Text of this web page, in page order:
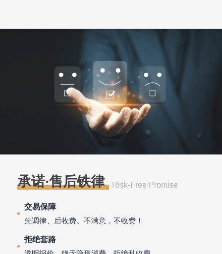
承诺·售后铁律 Risk-Free Promise
交易保障
先调律、后收费。不满意，不收费！
拒绝套路